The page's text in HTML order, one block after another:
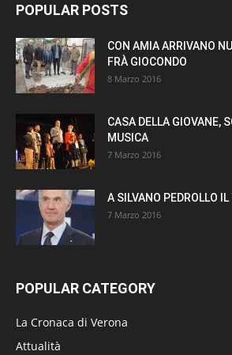
POPULAR POSTS
CON AMIA ARRIVANO
FRÀ GIOCONDO
8 Marzo 2016
CASA DELLA GIOVANE,
MUSICA
7 Marzo 2016
A SILVANO PEDROLLO
7 Marzo 2016
POPULAR CATEGORY
La Cronaca di Verona
Attualità